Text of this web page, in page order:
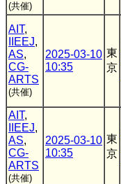
(共催)
AIT,
IIEEJ,
AS,
CG-
ARTS
(共催)
2025-03-10
10:35
東
京
AIT,
IIEEJ,
AS,
CG-
ARTS
(共催)
2025-03-10
10:35
東
京